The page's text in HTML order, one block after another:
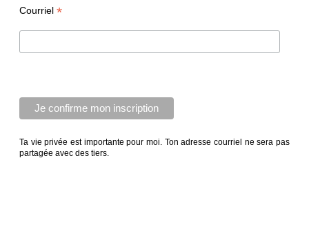
Courriel *
Ta vie privée est importante pour moi. Ton adresse courriel ne sera pas
partagée avec des tiers.